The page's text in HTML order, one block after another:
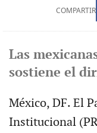
COMPARTIR
Las
sostiene el
México, DF. El
Institucional